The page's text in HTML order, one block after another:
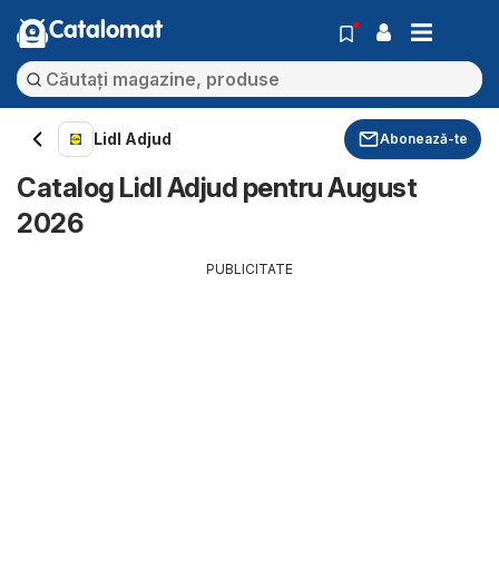
Catalomat
Lidl Adjud Abonează-te
Catalog Lidl Adjud pentru August
2026
PUBLICITATE